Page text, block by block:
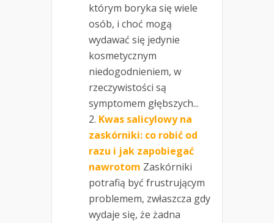
którym boryka się wiele
osób, i choć mogą
wydawać się jedynie
kosmetycznym
niedogodnieniem, w
rzeczywistości są
symptomem głębszych...
Kwas salicylowy na
zaskórniki: co robić od
razu i jak zapobiegać
nawrotom Zaskórniki
potrafią być frustrującym
problemem, zwłaszcza gdy
wydaje się, że żadna